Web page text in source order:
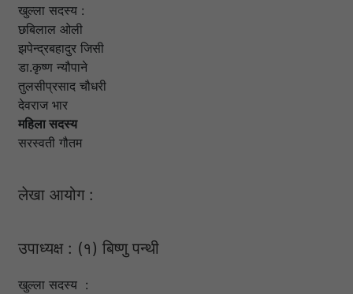
खुल्ला सदस्य :
छबिलाल ओली
झपेन्द्रबहादुर जिसी
डा.कृष्ण न्यौपाने
तुलसीप्रसाद चौधरी
देवराज भार
महिला सदस्य
सरस्वती गौतम
लेखा आयोग :
उपाध्यक्ष : (१) बिष्णु पन्थी
खुल्ला सदस्य :